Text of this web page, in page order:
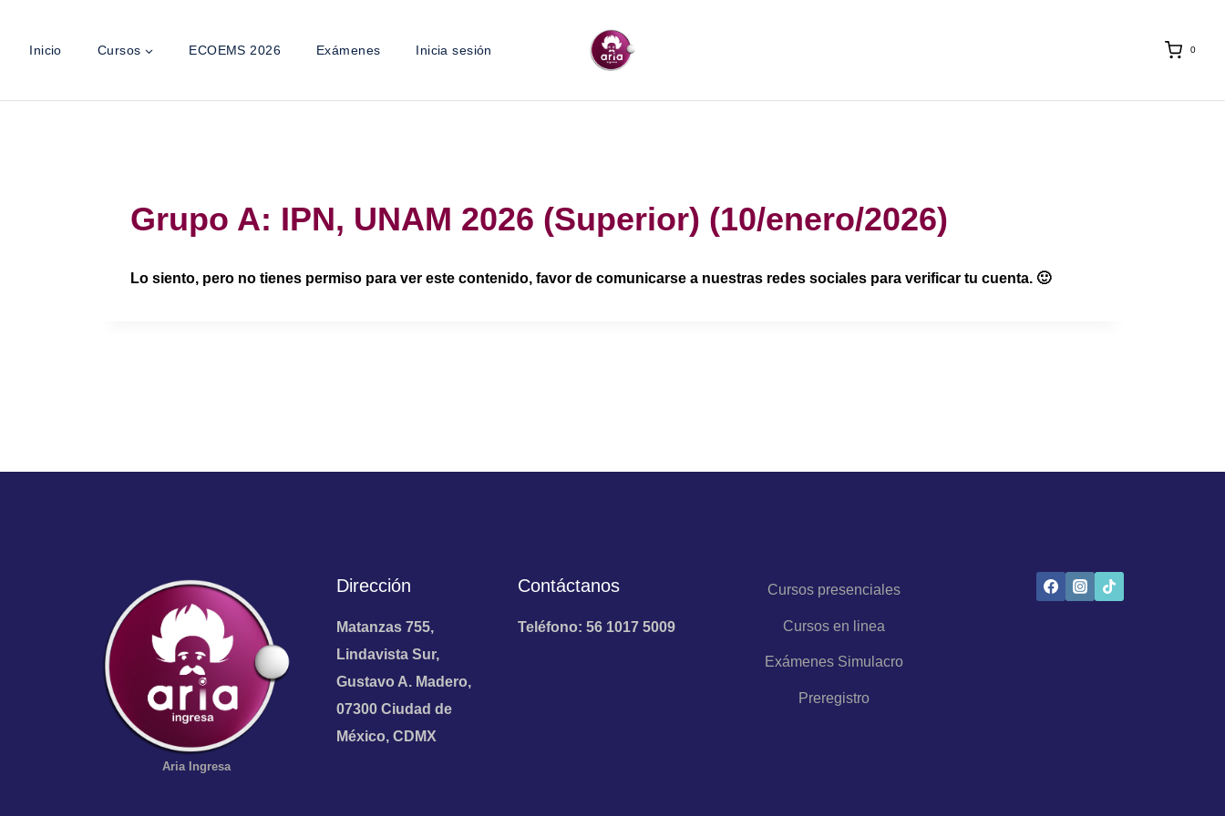
Inicio Cursos ECOEMS 2026 Exámenes Inicia sesión 0
Grupo A: IPN, UNAM 2026 (Superior) (10/enero/2026)
Lo siento, pero no tienes permiso para ver este contenido, favor de comunicarse a nuestras redes sociales para verificar tu cuenta. 🙂
Aria Ingresa
Dirección
Matanzas 755,
Lindavista Sur,
Gustavo A. Madero,
07300 Ciudad de
México, CDMX
Contáctanos
Teléfono: 56 1017 5009
Cursos presenciales
Cursos en linea
Exámenes Simulacro
Preregistro